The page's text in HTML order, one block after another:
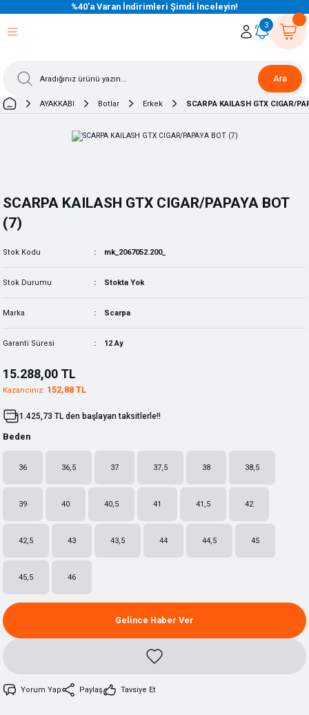
%40’a Varan İndirimleri Şimdi İnceleyin!
Ara
3
AYAKKABI Botlar Erkek SCARPA KAILASH GTX CIGAR/
SCARPA KAILASH GTX CIGAR/PAPAYA BOT
(7)
Stok Kodu mk_2067052.200_
Stok Durumu Stokta Yok
Marka Scarpa
Garanti Süresi 12 Ay
15.288,00 TL
Kazancınız: 152,88 TL
1.425,73 TL den başlayan taksitlerle!!
Beden
36 36,5 37 37,5 38 38,5
39 40 40,5 41 41,5 42
42,5 43 43,5 44 44,5 45
45,5 46
Gelince Haber Ver
Yorum Yap Paylaş Tavsiye Et